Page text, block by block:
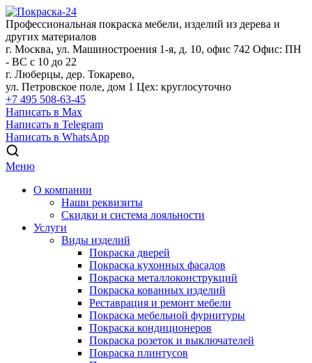
Профессиональная покраска мебели, изделий из дерева и
других материалов
г. Москва, ул. Машиностроения 1-я, д. 10, офис 742 Офис: ПН
- ВС с 10 до 22
г. Люберцы, дер. Токарево,
ул. Петровское поле, дом 1 Цех: круглосуточно
+7 495 508-63-45
Написать в Max
Написать в Telegram
Написать в WhatsApp
Меню
О компании
Наши реквизиты
Скидки и система лояльности
Услуги
Виды изделий
Покраска дверей
Покраска кухонных фасадов
Покраска металлоконструкций
Покраска кованных изделий
Реставрация и ремонт мебели
Покраска мебельной фурнитуры
Покраска кондиционеров
Покраска розеток и выключателей
Покраска плинтусов